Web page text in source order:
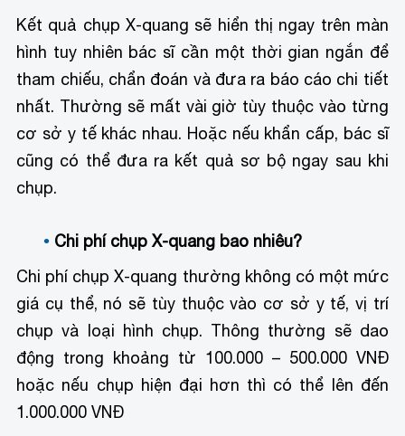
Kết quả chụp X-quang sẽ hiển thị ngay trên màn
hình tuy nhiên bác sĩ cần một thời gian ngắn để
tham chiếu, chẩn đoán và đưa ra báo cáo chi tiết
nhất. Thường sẽ mất vài giờ tùy thuộc vào từng
cơ sở y tế khác nhau. Hoặc nếu khẩn cấp, bác sĩ
cũng có thể đưa ra kết quả sơ bộ ngay sau khi
chụp.
Chi phí chụp X-quang bao nhiêu?
Chi phí chụp X-quang thường không có một mức
giá cụ thể, nó sẽ tùy thuộc vào cơ sở y tế, vị trí
chụp và loại hình chụp. Thông thường sẽ dao
động trong khoảng từ 100.000 – 500.000 VNĐ
hoặc nếu chụp hiện đại hơn thì có thể lên đến
1.000.000 VNĐ